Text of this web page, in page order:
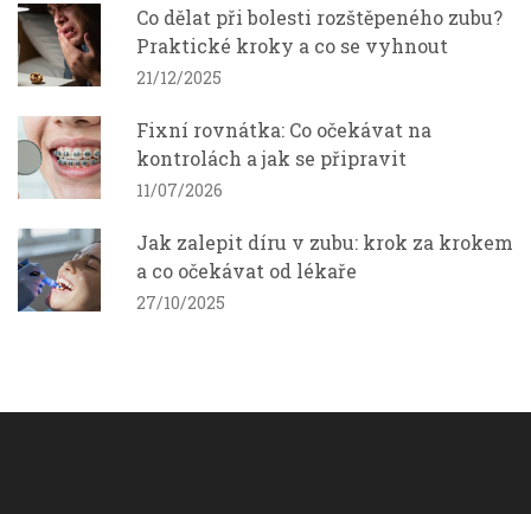
Co dělat při bolesti rozštěpeného zubu?
Praktické kroky a co se vyhnout
21/12/2025
Fixní rovnátka: Co očekávat na
kontrolách a jak se připravit
11/07/2026
Jak zalepit díru v zubu: krok za krokem
a co očekávat od lékaře
27/10/2025